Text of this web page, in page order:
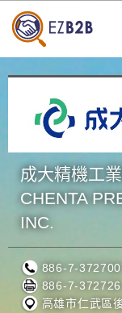
成大精機工
CHENTA
INC.
886-7-
886-7-
高雄市仁武區